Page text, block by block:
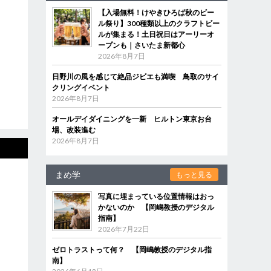
【入場無料！けやきひろば秋のビー
ル祭り】300種類以上のクラフトビー
ルが集まる！土日祝日はアーリーオ
ープンも｜さいたま新都心
2026年8月7日
日野川の風を感じて絶品ジビエも満喫 鳥取のサイ
クリングイベント
2026年8月7日
オールデイダイニングを一新 ヒルトン東京お台
場、改装進む
2026年8月7日
まめ学 もっと見る
写真に埋まっている位置情報はおっ
かないのか 【岡嶋教授のデジタル
指南】
2026年7月22日
ゼロトラストって何？ 【岡嶋教授のデジタル指
南】